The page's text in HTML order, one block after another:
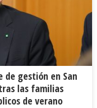
de gestión en San
las familias
de verano